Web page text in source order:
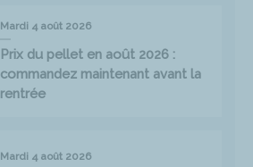
Mardi 4 août 2026
Prix du pellet en août 2026 :
commandez maintenant avant la
rentrée
Mardi 4 août 2026